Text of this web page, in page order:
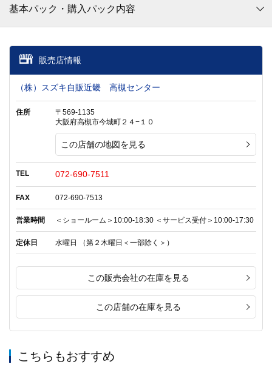
基本パック・購入パック内容
販売店情報
（株）スズキ自販近畿 高槻センター
住所
〒569-1135
大阪府高槻市今城町２４−１０
この店舗の地図を見る
TEL 072-690-7511
FAX 072-690-7513
営業時間 ＜ショールーム＞10:00-18:30 ＜サービス受付＞10:00-17:30
定休日 水曜日 （第２木曜日＜一部除く＞）
この販売会社の在庫を見る
この店舗の在庫を見る
こちらもおすすめ